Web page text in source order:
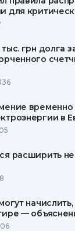
для
грн долга
временно
в
расширить
—